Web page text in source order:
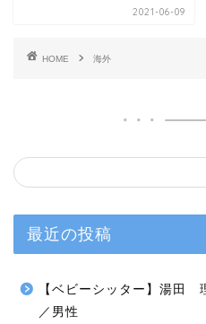
2021-06-09
HOME 海外
最近の投稿
【ベビーシッター】湯
／男性